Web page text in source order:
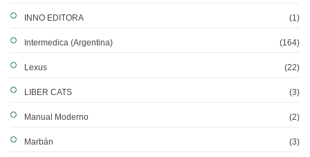
INNO EDITORA (1)
Intermedica (Argentina) (164)
Lexus (22)
LIBER CATS (3)
Manual Moderno (2)
Marbán (3)